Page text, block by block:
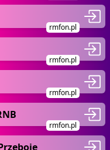
rmfon.pl
rmfon.pl
rmfon.pl
rmfon.pl